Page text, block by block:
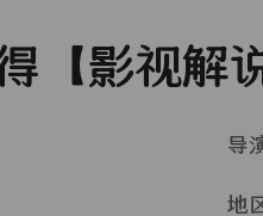
【影视解
导
地